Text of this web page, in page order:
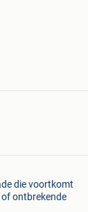
die voortkomt
ontbrekende